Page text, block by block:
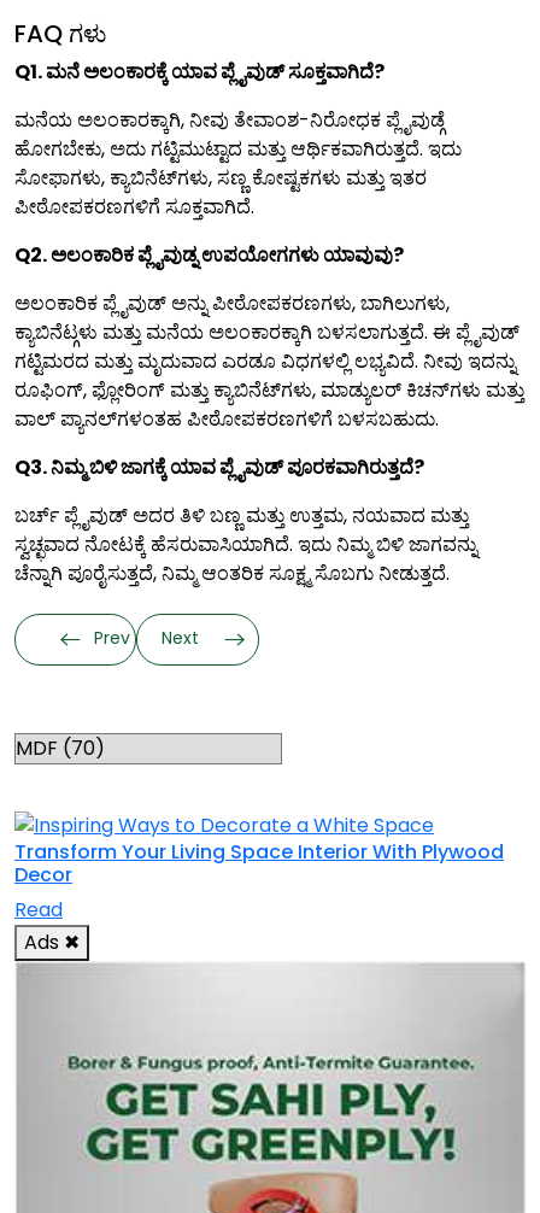
FAQ ಗಳು
Q1. ಮನೆ ಅಲಂಕಾರಕ್ಕೆ ಯಾವ ಪ್ಲೈವುಡ್ ಸೂಕ್ತವಾಗಿದೆ?
ಮನೆಯ ಅಲಂಕಾರಕ್ಕಾಗಿ, ನೀವು ತೇವಾಂಶ-ನಿರೋಧಕ ಪ್ಲೈವುಡ್ಗೆ
ಹೋಗಬೇಕು, ಅದು ಗಟ್ಟಿಮುಟ್ಟಾದ ಮತ್ತು ಆರ್ಥಿಕವಾಗಿರುತ್ತದೆ. ಇದು
ಸೋಫಾಗಳು, ಕ್ಯಾಬಿನೆಟ್‌ಗಳು, ಸಣ್ಣ ಕೋಷ್ಟಕಗಳು ಮತ್ತು ಇತರ
ಪೀಠೋಪಕರಣಗಳಿಗೆ ಸೂಕ್ತವಾಗಿದೆ.
Q2. ಅಲಂಕಾರಿಕ ಪ್ಲೈವುಡ್ನ ಉಪಯೋಗಗಳು ಯಾವುವು?
ಅಲಂಕಾರಿಕ ಪ್ಲೈವುಡ್ ಅನ್ನು ಪೀಠೋಪಕರಣಗಳು, ಬಾಗಿಲುಗಳು,
ಕ್ಯಾಬಿನೆಟ್ಗಳು ಮತ್ತು ಮನೆಯ ಅಲಂಕಾರಕ್ಕಾಗಿ ಬಳಸಲಾಗುತ್ತದೆ. ಈ ಪ್ಲೈವುಡ್
ಗಟ್ಟಿಮರದ ಮತ್ತು ಮೃದುವಾದ ಎರಡೂ ವಿಧಗಳಲ್ಲಿ ಲಭ್ಯವಿದೆ. ನೀವು ಇದನ್ನು
ರೂಫಿಂಗ್, ಫ್ಲೋರಿಂಗ್ ಮತ್ತು ಕ್ಯಾಬಿನೆಟ್‌ಗಳು, ಮಾಡ್ಯುಲರ್ ಕಿಚನ್‌ಗಳು ಮತ್ತು
ವಾಲ್ ಪ್ಯಾನಲ್‌ಗಳಂತಹ ಪೀಠೋಪಕರಣಗಳಿಗೆ ಬಳಸಬಹುದು.
Q3. ನಿಮ್ಮ ಬಿಳಿ ಜಾಗಕ್ಕೆ ಯಾವ ಪ್ಲೈವುಡ್ ಪೂರಕವಾಗಿರುತ್ತದೆ?
ಬರ್ಚ್ ಪ್ಲೈವುಡ್ ಅದರ ತಿಳಿ ಬಣ್ಣ ಮತ್ತು ಉತ್ತಮ, ನಯವಾದ ಮತ್ತು
ಸ್ವಚ್ಛವಾದ ನೋಟಕ್ಕೆ ಹೆಸರುವಾಸಿಯಾಗಿದೆ. ಇದು ನಿಮ್ಮ ಬಿಳಿ ಜಾಗವನ್ನು
ಚೆನ್ನಾಗಿ ಪೂರೈಸುತ್ತದೆ, ನಿಮ್ಮ ಆಂತರಿಕ ಸೂಕ್ಷ್ಮ ಸೊಬಗು ನೀಡುತ್ತದೆ.
Prev Next
Transform Your Living Space Interior With Plywood
Decor
Read
Ads ✖